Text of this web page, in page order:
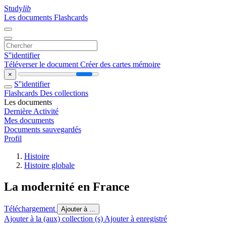
Studylib
Les documents Flashcards
S''identifier
Téléverser le document Créer des cartes mémoire
×
S''identifier
Flashcards Des collections
Les documents
Dernière Activité
Mes documents
Documents sauvegardés
Profil
Histoire
Histoire globale
La modernité en France
Téléchargement Ajouter à ...
Ajouter à la (aux) collection (s) Ajouter à enregistré